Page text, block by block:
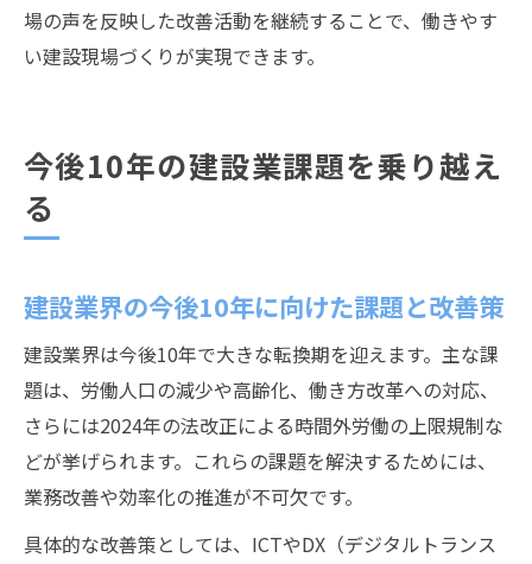
場の声を反映した改善活動を継続することで、働きやす
い建設現場づくりが実現できます。
今後10年の建設業課題を乗り越え
る
建設業界の今後10年に向けた課題と改善策
建設業界は今後10年で大きな転換期を迎えます。主な課
題は、労働人口の減少や高齢化、働き方改革への対応、
さらには2024年の法改正による時間外労働の上限規制な
どが挙げられます。これらの課題を解決するためには、
業務改善や効率化の推進が不可欠です。
具体的な改善策としては、ICTやDX（デジタルトランス